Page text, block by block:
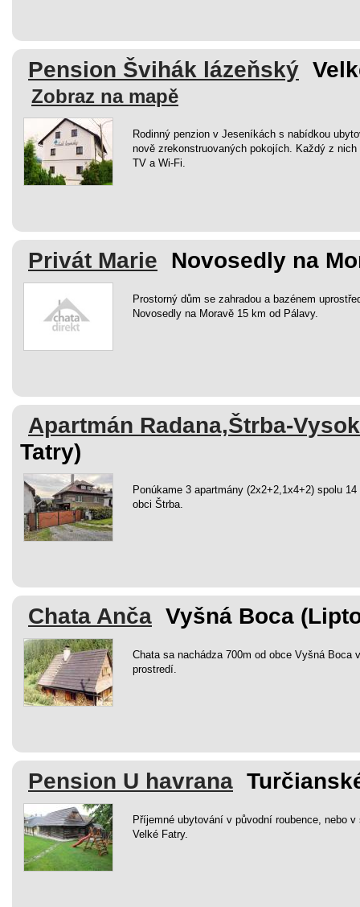
Pension Švihák lázeňský
Zobraz na mapě
Rodinný penzion v Jeseníkách s nabídkou
nově zrekonstruovaných pokojích. Každý z
TV a Wi-Fi.
Privát Marie Novosedly na
Prostorný dům se zahradou a bazénem
Novosedly na Moravě 15 km od Pálavy.
Apartmán Radana,Štrba-
Tatry)
Ponúkame 3 apartmány (2x2+2,1x4+2) spolu
obci Štrba.
Chata Anča Vyšná Boca
Chata sa nachádza 700m od obce Vyšná Boca
prostredí.
Pension U havrana
Příjemné ubytování v původní roubence, nebo
Velké Fatry.